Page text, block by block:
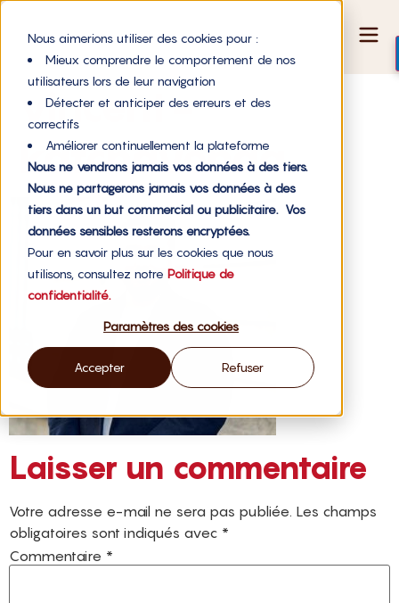
Nous aimerions utiliser des cookies pour :
Mieux comprendre le comportement de nos
utilisateurs lors de leur navigation
Détecter et anticiper des erreurs et des
correctifs
Améliorer continuellement la plateforme
Nous ne vendrons jamais vos données à des tiers.
Nous ne partagerons jamais vos données à des
tiers dans un but commercial ou publicitaire. Vos
données sensibles resterons encryptées.
Pour en savoir plus sur les cookies que nous
utilisons, consultez notre Politique de
confidentialité.
Paramètres des cookies
Accepter Refuser
vincent-
katchavenda
Laisser un commentaire
Votre adresse e-mail ne sera pas publiée. Les champs
obligatoires sont indiqués avec *
Commentaire *